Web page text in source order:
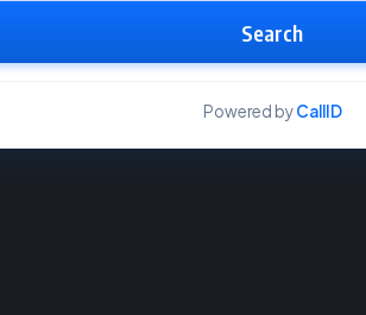
Search
Powered byCallID